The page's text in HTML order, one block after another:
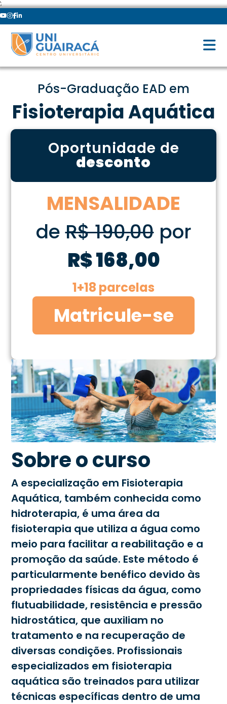
';
Sobre o curso
A especialização em Fisioterapia
Aquática, também conhecida como
hidroterapia, é uma área da
fisioterapia que utiliza a água como
meio para facilitar a reabilitação e a
promoção da saúde. Este método é
particularmente benéfico devido às
propriedades físicas da água, como
flutuabilidade, resistência e pressão
hidrostática, que auxiliam no
tratamento e na recuperação de
diversas condições. Profissionais
especializados em fisioterapia
aquática são treinados para utilizar
técnicas específicas dentro de uma
Pós-Graduação EAD em
Fisioterapia Aquática
Oportunidade de
desconto
MENSALIDADE
deR$ 190,00por
R$ 168,00
1+18 parcelas
Matricule-se